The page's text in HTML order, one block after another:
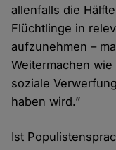
allenfalls die
Flüchtlinge in
aufzunehmen –
Weitermachen
soziale
haben wird.”
Ist